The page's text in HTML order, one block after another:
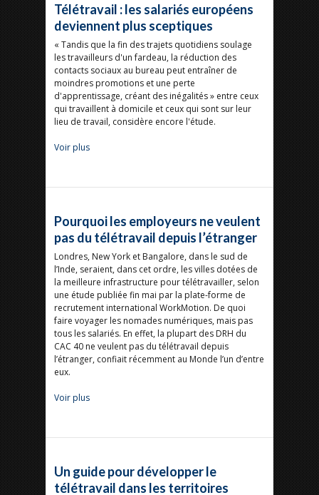
Télétravail : les salariés européens
deviennent plus sceptiques
« Tandis que la fin des trajets quotidiens soulage
les travailleurs d'un fardeau, la réduction des
contacts sociaux au bureau peut entraîner de
moindres promotions et une perte
d'apprentissage, créant des inégalités » entre ceux
qui travaillent à domicile et ceux qui sont sur leur
lieu de travail, considère encore l'étude.
Voir plus
Pourquoi les employeurs ne veulent
pas du télétravail depuis l’étranger
Londres, New York et Bangalore, dans le sud de
l’Inde, seraient, dans cet ordre, les villes dotées de
la meilleure infrastructure pour télétravailler, selon
une étude publiée fin mai par la plate-forme de
recrutement international WorkMotion. De quoi
faire voyager les nomades numériques, mais pas
tous les salariés. En effet, la plupart des DRH du
CAC 40 ne veulent pas du télétravail depuis
l’étranger, confiait récemment au Monde l’un d’entre
eux.
Voir plus
Un guide pour développer le
télétravail dans les territoires